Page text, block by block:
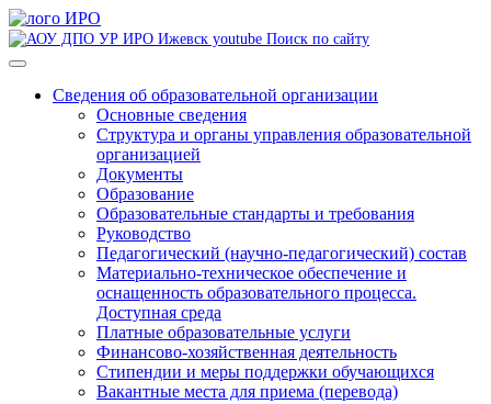
Поиск по сайту
Сведения об образовательной организации
Основные сведения
Структура и органы управления образовательной
организацией
Документы
Образование
Образовательные стандарты и требования
Руководство
Педагогический (научно-педагогический) состав
Материально-техническое обеспечение и
оснащенность образовательного процесса.
Доступная среда
Платные образовательные услуги
Финансово-хозяйственная деятельность
Стипендии и меры поддержки обучающихся
Вакантные места для приема (перевода)